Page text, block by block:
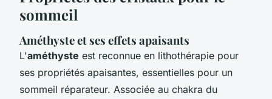
sommeil
Améthyste et ses effets apaisants
L'améthyste est reconnue en lithothérapie pour
ses propriétés apaisantes, essentielles pour un
sommeil réparateur. Associée au chakra du